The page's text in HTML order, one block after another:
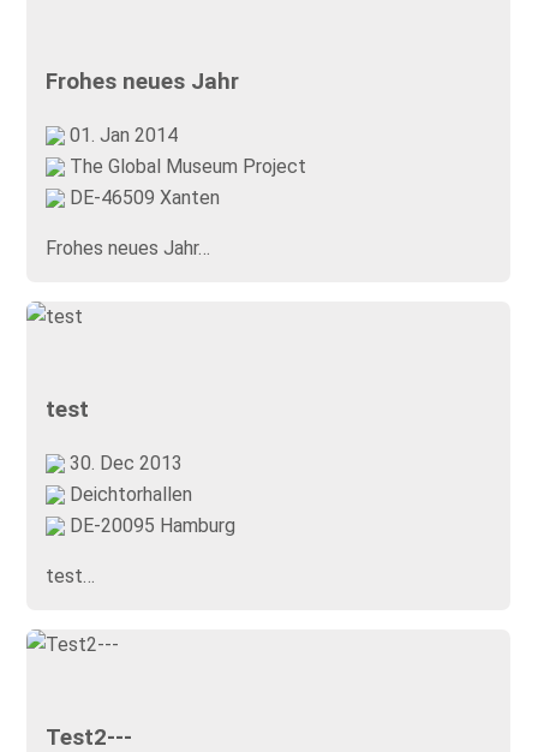
Frohes neues Jahr
01. Jan 2014
The Global Museum Project
DE-46509 Xanten
Frohes neues Jahr…
test
30. Dec 2013
Deichtorhallen
DE-20095 Hamburg
test…
Test2---